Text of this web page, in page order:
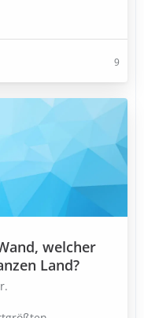
9
welcher
Land?